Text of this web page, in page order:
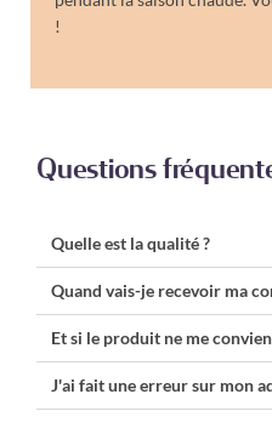
!
Questions
Quelle est la qualité ?
Quand vais-je recevoir ma
Et si le produit ne me
J'ai fait une erreur sur mon